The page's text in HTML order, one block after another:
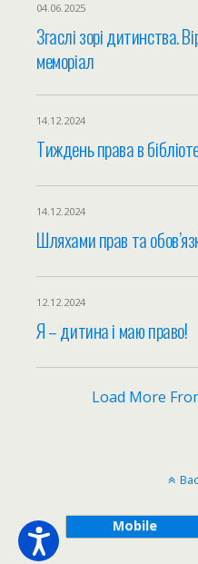
04.06.2025
Згаслі зорі дитинства.
меморіал
14.12.2024
Тиждень права в
14.12.2024
Шляхами прав та
12.12.2024
Я – дитина і маю право!
Load More
Mobile